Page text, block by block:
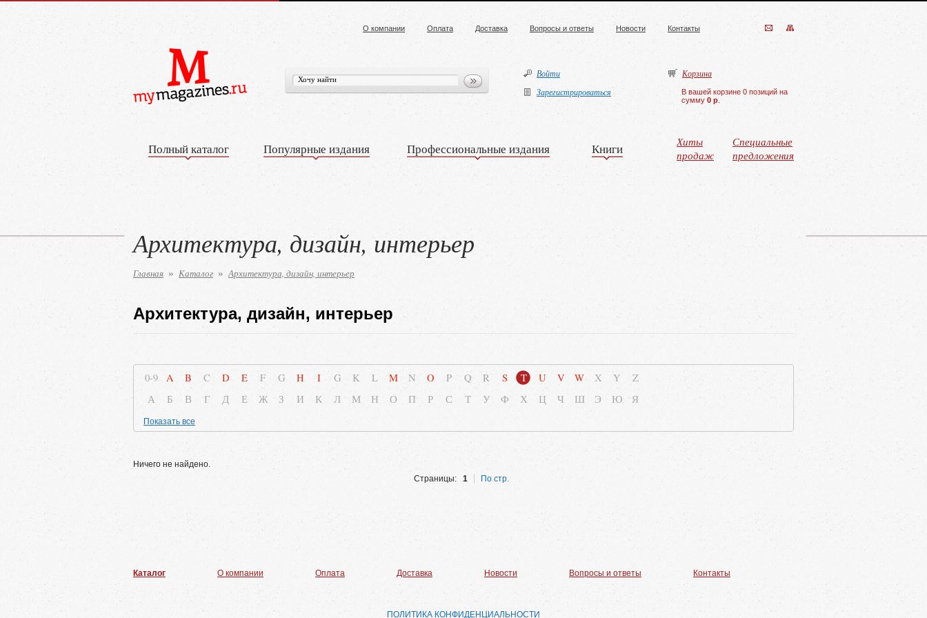
О компании Оплата Доставка Вопросы и ответы Новости Контакты
Войти
Зарегистрироваться
Корзина
В вашей корзине 0 позиций на
сумму 0 р
Полный каталог Популярные издания Профессиональные издания Книги
Хиты
продаж
Специальные
предложения
Архитектура, дизайн, интерьер
Главная » Каталог » Архитектура, дизайн, интерьер
Архитектура, дизайн, интерьер
0-9 A B C D E F G H I G K L M N O P Q R S T U V W X Y
Z
А
Б В Г Д Е Ж З И К Л М Н О П Р С Т У Ф Х Ц Ч Ш Э Ю Я
Показать все
Ничего не найдено.
Страницы:
1 По стр.
Каталог О компании Оплата Доставка Новости Вопросы и ответы Контакты
ПОЛИТИКА КОНФИДЕНЦИАЛЬНОСТИ